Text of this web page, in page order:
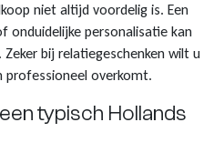
niet altijd voordelig is. Een
onduidelijke personalisatie kan
bij relatiegeschenken wilt u
professioneel overkomt.
typisch Hollands